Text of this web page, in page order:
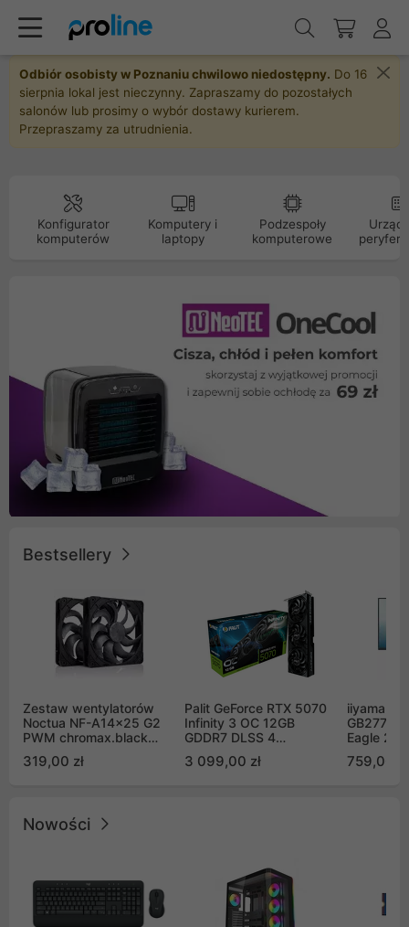
Odbiór osobisty w Poznaniu chwilowo niedostępny. Do 16
sierpnia lokal jest nieczynny. Zapraszamy do pozostałych
salonów lub prosimy o wybór dostawy kurierem.
Przepraszamy za utrudnienia.
Konfigurator
komputerów
Komputery i
laptopy
Podzespoły
komputerowe
Bestsellery
Zestaw wentylatorów
Noctua NF-A14x25 G2
PWM chromax.black
Push Pull (2szt)
319,00 zł
Palit GeForce RTX 5070
Infinity 3 OC 12GB
GDDR7 DLSS 4
GB2050S)
3 099,00 zł
iiyama G-
Eagle 27"
759,00 zł
Nowości